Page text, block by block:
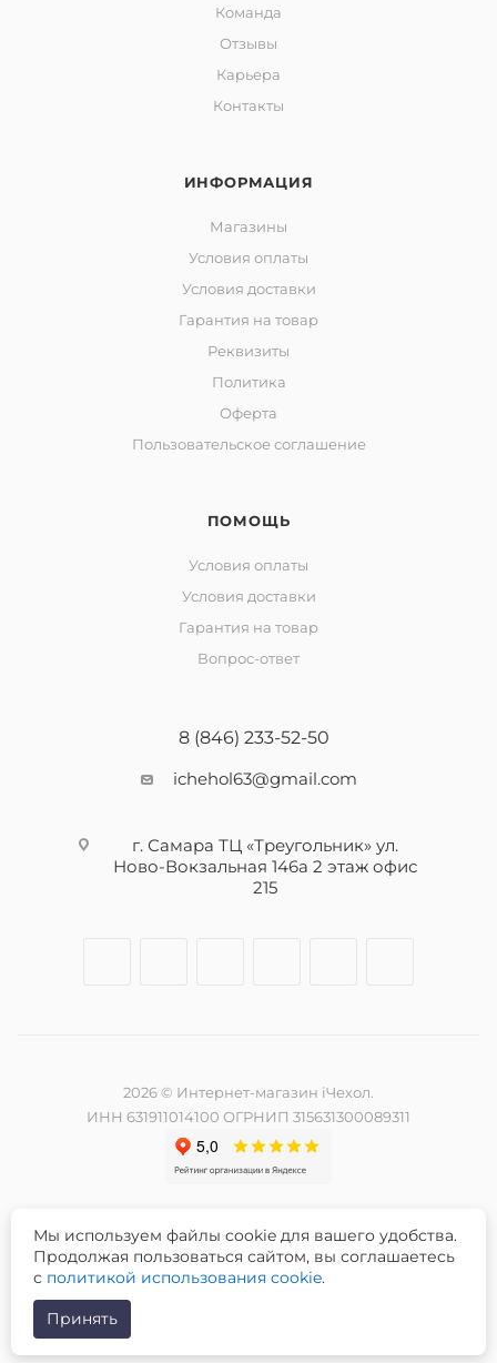
Команда
Отзывы
Карьера
Контакты
ИНФОРМАЦИЯ
Магазины
Условия оплаты
Условия доставки
Гарантия на товар
Реквизиты
Политика
Оферта
Пользовательское соглашение
ПОМОЩЬ
Условия оплаты
Условия доставки
Гарантия на товар
Вопрос-ответ
8 (846) 233-52-50
ichehol63@gmail.com
г. Самара ТЦ «Треугольник» ул.
Ново-Вокзальная 146а 2 этаж офис
215
2026 © Интернет-магазин iЧехол.
ИНН 631911014100 ОГРНИП 315631300089311
Разработка и продвижение сайта -
Мы используем файлы cookie для вашего удобства.
Продолжая пользоваться сайтом, вы соглашаетесь
с политикой использования cookie.
Принять